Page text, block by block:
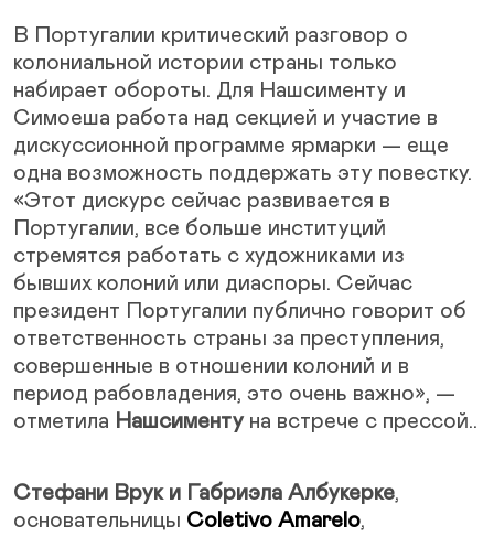
В Португалии критический разговор о
колониальной истории страны только
набирает обороты. Для Нашсименту и
Симоеша работа над секцией и участие в
дискуссионной программе ярмарки — еще
одна возможность поддержать эту повестку.
«Этот дискурс сейчас развивается в
Португалии, все больше институций
стремятся работать с художниками из
бывших колоний или диаспоры. Сейчас
президент Португалии публично говорит об
ответственность страны за преступления,
совершенные в отношении колоний и в
период рабовладения, это очень важно», —
отметила Нашсиментуна встрече с прессой..
Стефани Врук и Габриэла Албукерке,
основательницы Coletivo Amarelo,